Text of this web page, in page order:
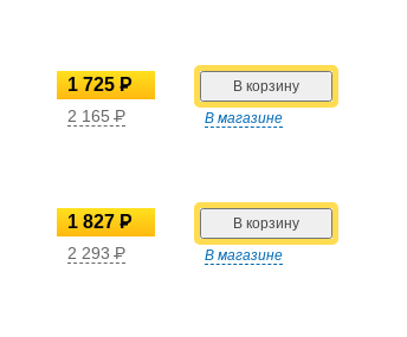
В магазине
1 725 P
УБ.
2 165P
В магазине
1 827 P
УБ.
2 293P